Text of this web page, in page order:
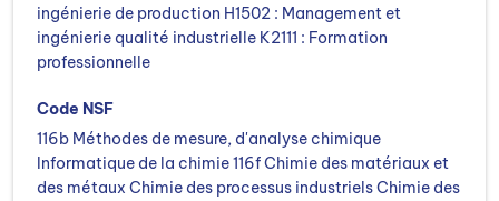
ingénierie de production H1502 : Management et
ingénierie qualité industrielle K2111 : Formation
professionnelle
Code NSF
116b Méthodes de mesure, d'analyse chimique
Informatique de la chimie 116f Chimie des matériaux et
des métaux Chimie des processus industriels Chimie des